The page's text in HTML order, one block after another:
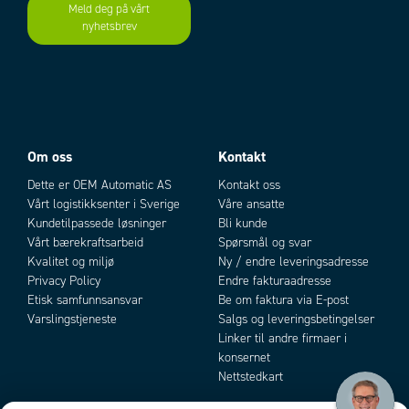
Interna delar Höghärdat rostfritt stål
Tätningar Nitril (NBR) (viton på förfrågan)
Montering Basplatta för singel- eller blockmontage
Funktionssymboler
5/2 El-
5/2 El-
5/3 Avluftat
mittläge
5/3 Påluftat
mittläge
Add to existing cart row
Meld deg på vårt
nyhetsbrev
Om oss
Dette er OEM Automatic AS
Vårt logistikksenter i Sverige
Kundetilpassede løsninger
Vårt bærekraftsarbeid
Kvalitet og miljø
Privacy Policy
Etisk samfunnsansvar
Varslingstjeneste
Kontakt
Kontakt oss
Våre ansatte
Bli kunde
Spørsmål og svar
Ny / endre leveringsadresse
Endre fakturaadresse
Be om faktura via E-post
Salgs og leveringsbetingelser
Linker til andre firmaer i
konsernet
Nettstedkart